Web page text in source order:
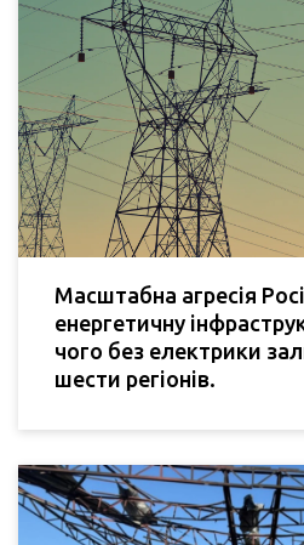
Масштабна агресія
енергетичну
чого без електрики
шести регіонів.